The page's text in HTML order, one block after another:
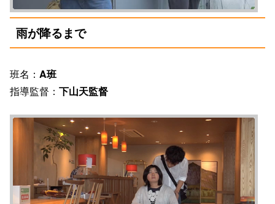
雨が降るまで
班名： A班
指導監督： 下山天監督